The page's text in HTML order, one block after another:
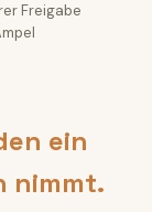
Freigabe
ein
nimmt.